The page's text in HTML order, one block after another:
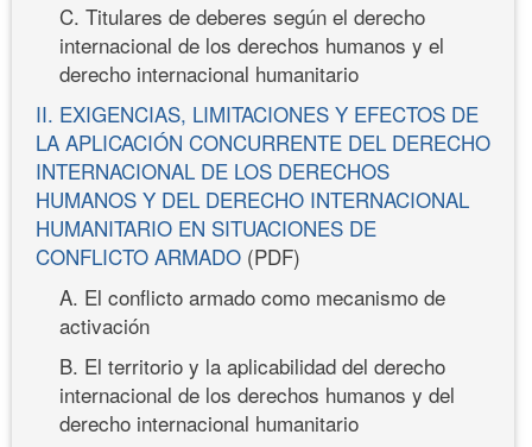
C. Titulares de deberes según el derecho
internacional de los derechos humanos y el
derecho internacional humanitario
II. EXIGENCIAS, LIMITACIONES Y EFECTOS DE
LA APLICACIÓN CONCURRENTE DEL DERECHO
INTERNACIONAL DE LOS DERECHOS
HUMANOS Y DEL DERECHO INTERNACIONAL
HUMANITARIO EN SITUACIONES DE
CONFLICTO ARMADO (PDF)
A. El conflicto armado como mecanismo de
activación
B. El territorio y la aplicabilidad del derecho
internacional de los derechos humanos y del
derecho internacional humanitario